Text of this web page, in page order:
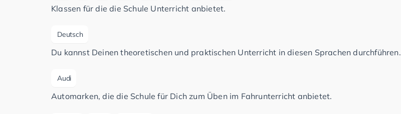
Klassen für die die Schule Unterricht anbietet.
Deutsch
Du kannst Deinen theoretischen und praktischen Unterricht in diesen Sprachen durchführen.
Audi
Automarken, die die Schule für Dich zum Üben im Fahrunterricht anbietet.